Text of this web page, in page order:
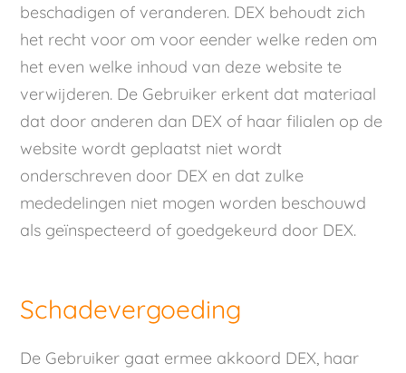
beschadigen of veranderen. DEX behoudt zich
het recht voor om voor eender welke reden om
het even welke inhoud van deze website te
verwijderen. De Gebruiker erkent dat materiaal
dat door anderen dan DEX of haar filialen op de
website wordt geplaatst niet wordt
onderschreven door DEX en dat zulke
mededelingen niet mogen worden beschouwd
als geïnspecteerd of goedgekeurd door DEX.
Schadevergoeding
De Gebruiker gaat ermee akkoord DEX, haar